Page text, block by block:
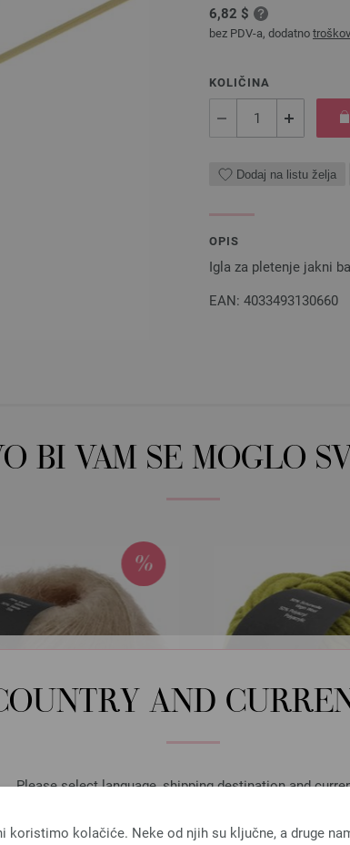
AND
Please select language, shipping destination and
koristimo kolačiće. Neke od njih su ključne, a druge
6,82 $
bez PDV-a, dodatno
KOLIČINA
Dodaj na listu želja
OPIS
Igla za pletenje jakni
EAN: 4033493130660
BI VAM SE MOGLO
Lana Grossa Lana